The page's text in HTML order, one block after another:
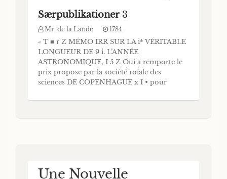
Særpublikationer 3
Mr. de la Lande 1784
« T ■ r Z MÉMO IRR SUR LA i* VÉRITABLE
LONGUEUR DE 9 i. L’ANNÉE
ASTRONOMIQUE, I 5 Z Oui a remporte le
prix propose par la société roíale des
sciences DE COPENHAGUE x I • pour
LANDE, Leêtenr Roïal en Mathématiques,
Une Nouvelle